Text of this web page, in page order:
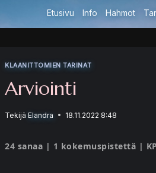
Etusivu Info Hahmot
KLAANITTOMIEN TARINAT
Arviointi
Tekijä Elandra 18.11.2022 8:48
24 sanaa | 1 kokemuspistettä |